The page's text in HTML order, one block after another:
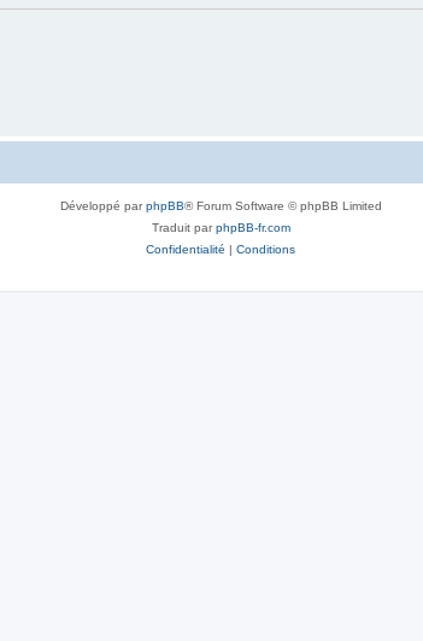
Développé parphpBB® Forum Software © phpBB Limited
Traduit parphpBB-fr.com
Confidentialité | Conditions